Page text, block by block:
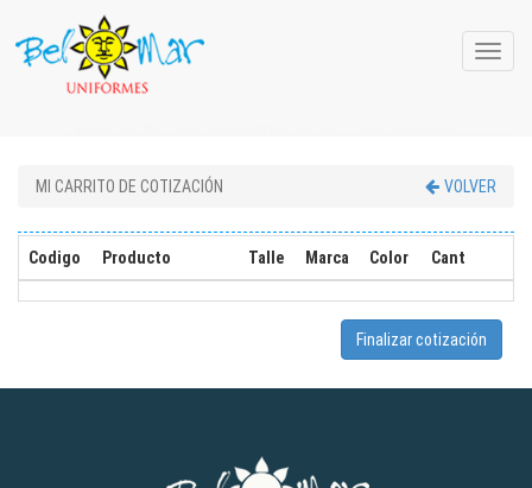
Toggle
MI CARRITO DE COTIZACIÓN VOLVER
Codigo Producto Talle Marca Color Cant
Finalizar cotización